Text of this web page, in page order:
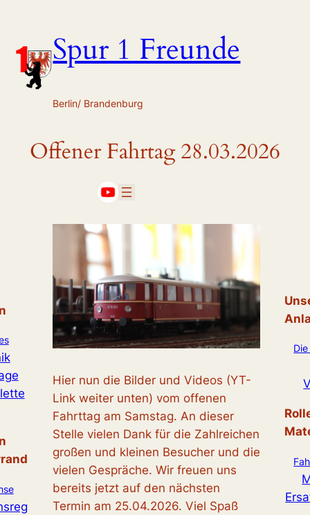
springenSpur 1 Freunde
Berlin/ Brandenburg
Offener Fahrtag 28.03.2026
Hier nun die Bilder und Videos (YT-
Link weiter unten) vom offenen
Fahrttag am Samstag. An dieser
Stelle vielen Dank für die Zahlreichen
großen und kleinen Besucher und die
vielen Gespräche. Wir freuen uns
bereits jetzt auf den nächsten
Termin am 25.04.2026. Viel Spaß